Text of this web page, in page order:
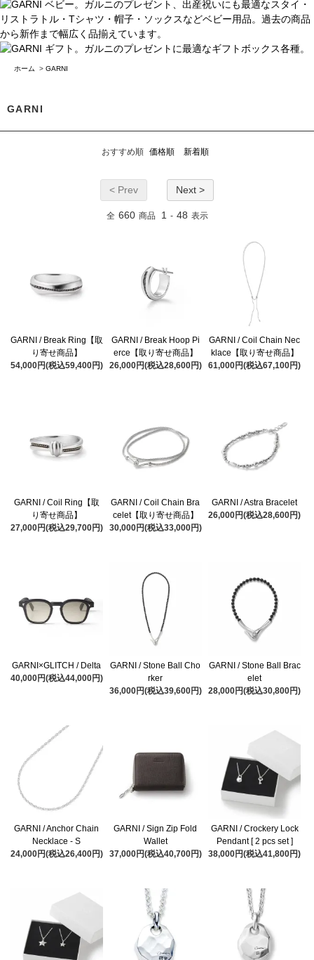
ホーム > GARNI
GARNI
おすすめ順 価格順 新着順
< Prev Next >
全 660 商品 1 - 48 表示
GARNI / Break Ring【取
り寄せ商品】
54,000円(税込59,400円)
GARNI / Break Hoop Pi
erce【取り寄せ商品】
26,000円(税込28,600円)
GARNI / Coil Chain Nec
klace【取り寄せ商品】
61,000円(税込67,100円)
GARNI / Coil Ring【取
り寄せ商品】
27,000円(税込29,700円)
GARNI / Coil Chain Bra
celet【取り寄せ商品】
30,000円(税込33,000円)
GARNI / Astra Bracelet
26,000円(税込28,600円)
GARNI×GLITCH / Delta
40,000円(税込44,000円)
GARNI / Stone Ball Cho
rker
36,000円(税込39,600円)
GARNI / Stone Ball Brac
elet
28,000円(税込30,800円)
GARNI / Anchor Chain
Necklace - S
24,000円(税込26,400円)
GARNI / Sign Zip Fold
Wallet
37,000円(税込40,700円)
GARNI / Crockery Lock
Pendant [ 2 pcs set ]
38,000円(税込41,800円)